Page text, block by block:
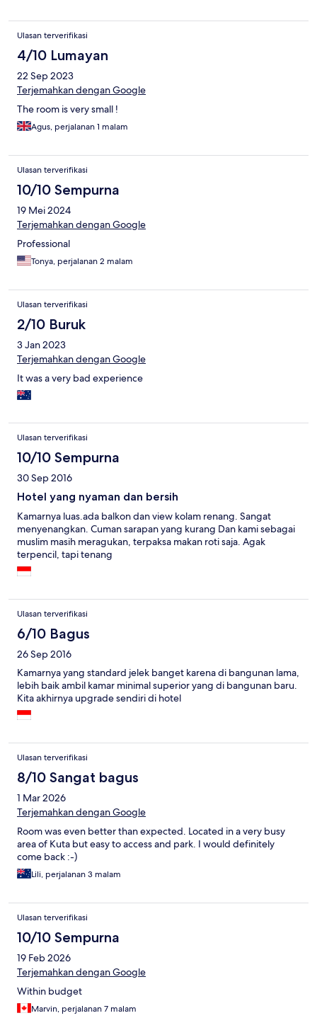
Ulasan terverifikasi
4/10 Lumayan
22 Sep 2023
Terjemahkan dengan Google
The room is very small !
Agus, perjalanan 1 malam
Ulasan terverifikasi
10/10 Sempurna
19 Mei 2024
Terjemahkan dengan Google
Professional
Tonya, perjalanan 2 malam
Ulasan terverifikasi
2/10 Buruk
3 Jan 2023
Terjemahkan dengan Google
It was a very bad experience
Ulasan terverifikasi
10/10 Sempurna
30 Sep 2016
Hotel yang nyaman dan bersih
Kamarnya luas.ada balkon dan view kolam renang. Sangat
menyenangkan. Cuman sarapan yang kurang Dan kami sebagai
muslim masih meragukan, terpaksa makan roti saja. Agak
terpencil, tapi tenang
Ulasan terverifikasi
6/10 Bagus
26 Sep 2016
Kamarnya yang standard jelek banget karena di bangunan lama,
lebih baik ambil kamar minimal superior yang di bangunan baru.
Kita akhirnya upgrade sendiri di hotel
Ulasan terverifikasi
8/10 Sangat bagus
1 Mar 2026
Terjemahkan dengan Google
Room was even better than expected. Located in a very busy
area of Kuta but easy to access and park. I would definitely
come back :-)
Lili, perjalanan 3 malam
Ulasan terverifikasi
10/10 Sempurna
19 Feb 2026
Terjemahkan dengan Google
Within budget
Marvin, perjalanan 7 malam